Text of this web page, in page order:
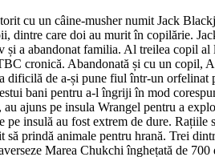
cu un câine-musher numit Jack
dintre care doi au murit în copilărie.
și a abandonat familia. Al treilea copil al
cronică. Abandonată și cu un copil,
dificilă de a-și pune fiul într-un orfelinat
bani pentru a-l îngriji în mod
ajuns pe insula Wrangel pentru a
pe insulă au fost extrem de dure. Rațiile
să prindă animale pentru hrană. Trei
Marea Chukchi înghețată de 700